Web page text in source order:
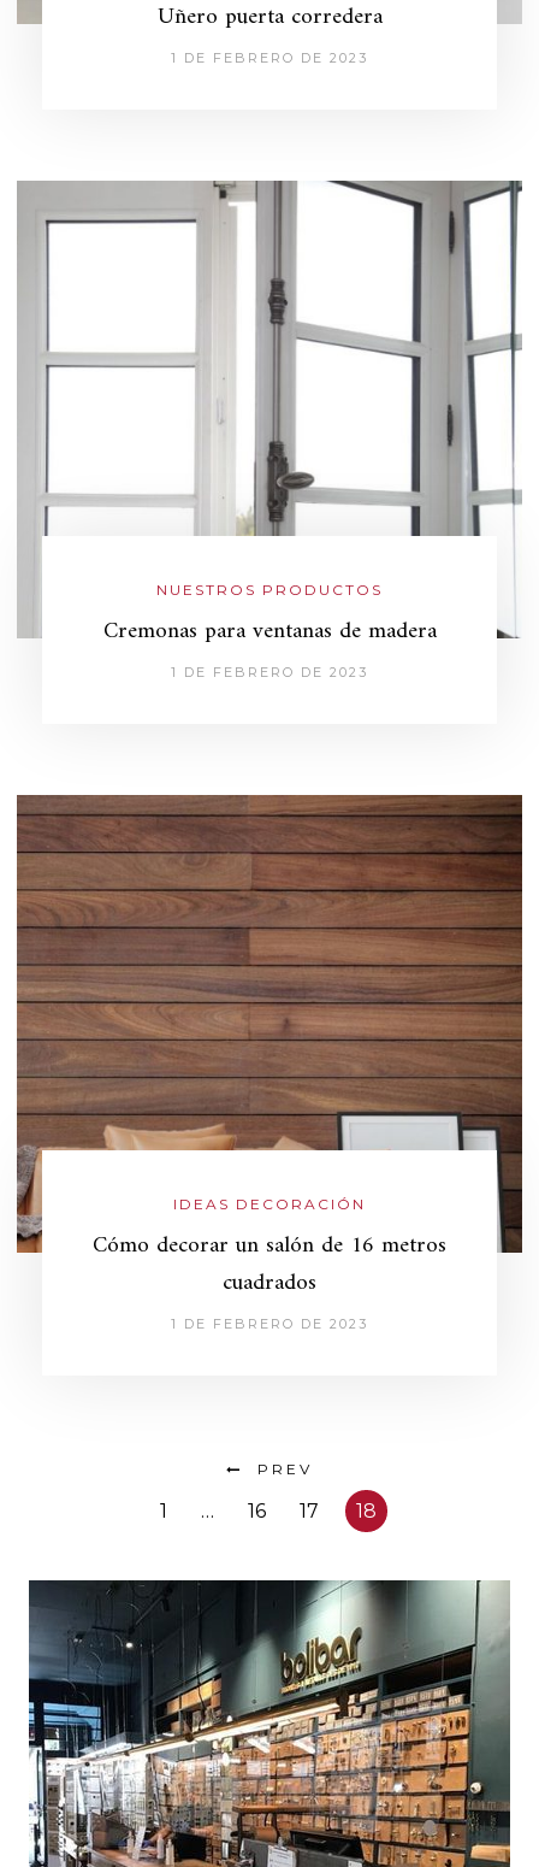
Uñero puerta corredera
1 DE FEBRERO DE 2023
NUESTROS PRODUCTOS
Cremonas para ventanas de madera
1 DE FEBRERO DE 2023
IDEAS DECORACIÓN
Cómo decorar un salón de 16 metros
cuadrados
1 DE FEBRERO DE 2023
PREV
1 … 16 17 18